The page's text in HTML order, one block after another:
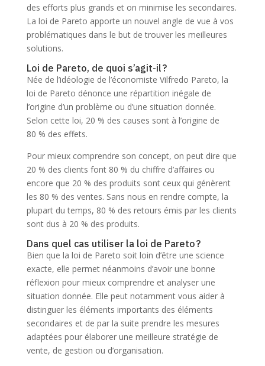
des efforts plus grands et on minimise les secondaires.
La loi de Pareto apporte un nouvel angle de vue à vos
problématiques dans le but de trouver les meilleures
solutions.
Loi de Pareto, de quoi s’agit-il ?
Née de l’idéologie de l’économiste Vilfredo Pareto, la
loi de Pareto dénonce une répartition inégale de
l’origine d’un problème ou d’une situation donnée.
Selon cette loi, 20 % des causes sont à l’origine de
80 % des effets.
Pour mieux comprendre son concept, on peut dire que
20 % des clients font 80 % du chiffre d’affaires ou
encore que 20 % des produits sont ceux qui génèrent
les 80 % des ventes. Sans nous en rendre compte, la
plupart du temps, 80 % des retours émis par les clients
sont dus à 20 % des produits.
Dans quel cas utiliser la loi de Pareto ?
Bien que la loi de Pareto soit loin d’être une science
exacte, elle permet néanmoins d’avoir une bonne
réflexion pour mieux comprendre et analyser une
situation donnée. Elle peut notamment vous aider à
distinguer les éléments importants des éléments
secondaires et de par la suite prendre les mesures
adaptées pour élaborer une meilleure stratégie de
vente, de gestion ou d’organisation.